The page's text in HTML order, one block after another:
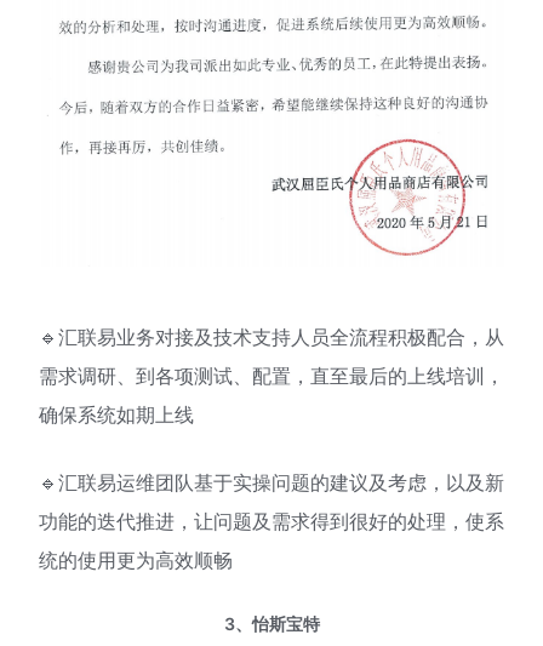
🔹汇联易业务对接及技术支持人员全流程积极配合，从
需求调研、到各项测试、配置，直至最后的上线培训，
确保系统如期上线
🔹汇联易运维团队基于实操问题的建议及考虑，以及新
功能的迭代推进，让问题及需求得到很好的处理，使系
统的使用更为高效顺畅
3、怡斯宝特